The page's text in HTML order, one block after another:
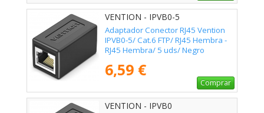
VENTION - IPVB0-5
Adaptador Conector RJ45 Vention
IPVB0-5/ Cat.6 FTP/ RJ45 Hembra -
RJ45 Hembra/ 5 uds/ Negro
6,59 €
Comprar
VENTION - IPVB0